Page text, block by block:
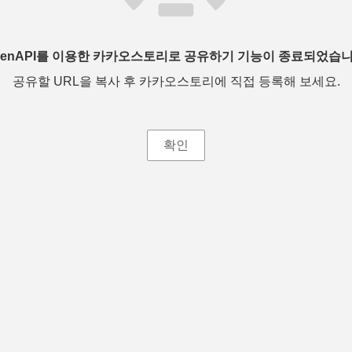
를 이용한 카카오스토리로 공유하기 기능이 종료되었습
공유할 URL을 복사 후 카카오스토리에 직접 등록해 보세요.
확인